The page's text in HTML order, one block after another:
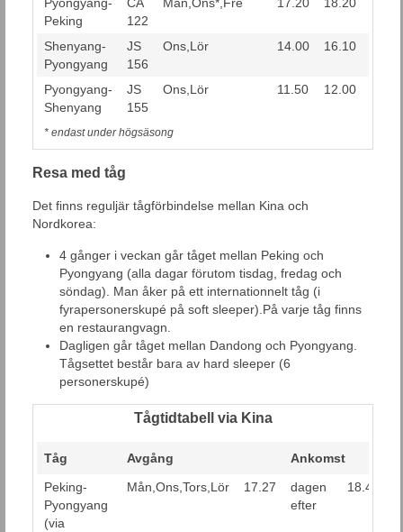
* endast under högsäsong
Peking
122
Shenyang-
Pyongyang
JS
156
Ons,Lör 14.00 16.10
Pyongyang-
Shenyang
JS
155
Ons,Lör 11.50 12.00
Resa med tåg
Det finns reguljär tågförbindelse mellan Kina och
Nordkorea:
4 gånger i veckan går tåget mellan Peking och
Pyongyang (alla dagar förutom tisdag, fredag och
söndag). Man åker på ett internationnelt tåg (i
fyrapersonerskupé på soft sleeper).På varje tåg finns
en restaurangvagn.
Dagligen går tåget mellan Dandong och Pyongyang.
Tågsettet består bara av hard sleeper (6
personerskupé)
Tågtidtabell via Kina
Tåg Avgång
Ankomst
Peking-
Pyongyang
(via
Mån,Ons,Tors,Lör 17.27
dagen
efter
18.45